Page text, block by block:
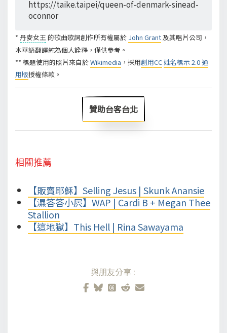
https://taike.taipei/queen-of-denmark-sinead-
oconnor
* 丹麥女王的歌曲歌詞創作所有權屬於 John Grant及其唱片公司，
本華語翻譯純為個人詮釋，僅供參考。
** 標題使用的照片來自於Wikimedia ，採用創用CC姓名標示 2.0 通
用版授權條款。
贊助台客台北
相關推薦
【販賣耶穌】Selling Jesus | Skunk Anansie
【濕答答小屄】WAP | Cardi B + Megan Thee
Stallion
【這地獄】This Hell | Rina Sawayama
與朋友分享: